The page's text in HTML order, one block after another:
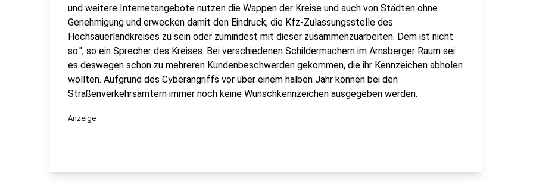
und weitere Internetangebote nutzen die Wappen der Kreise und auch von Städten ohne
Genehmigung und erwecken damit den Eindruck, die Kfz-Zulassungsstelle des
Hochsauerlandkreises zu sein oder zumindest mit dieser zusammenzuarbeiten. Dem ist nicht
so.", so ein Sprecher des Kreises. Bei verschiedenen Schildermachern im Arnsberger Raum sei
es deswegen schon zu mehreren Kundenbeschwerden gekommen, die ihr Kennzeichen abholen
wollten. Aufgrund des Cyberangriffs vor über einem halben Jahr können bei den
Straßenverkehrsämtern immer noch keine Wunschkennzeichen ausgegeben werden.
Anzeige